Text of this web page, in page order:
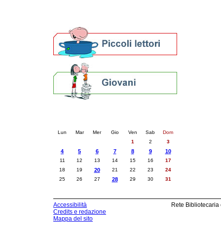
Lun Mar Mer Gio Ven Sab
Dom
1
2 3
4 5 6 7 8 9 10
11 12 13 14 15 16
17
18
19 20 21 22 23
24
25
26 27 28 29 30 31
Accessibilità
Credits e redazione
Mappa del sito
Rete